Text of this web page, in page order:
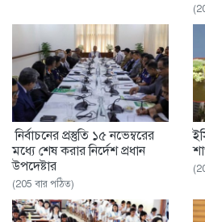
নির্বাচনের প্রস্তুতি ১৫ নভেম্বরের
মধ্যে শেষ করার নির্দেশ প্রধান
উপদেষ্টার
(205 বার পঠিত)